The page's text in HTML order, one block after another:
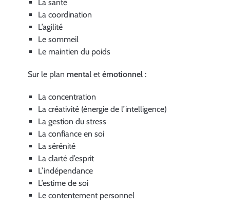
La santé
La coordination
L’agilité
Le sommeil
Le maintien du poids
Sur le plan mental etémotionnel :
La concentration
La créativité (énergie de l’intelligence)
La gestion du stress
La confiance en soi
La sérénité
La clarté d’esprit
L’indépendance
L’estime de soi
Le contentement personnel